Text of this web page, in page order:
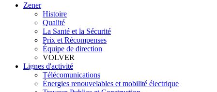
Zener
Histoire
Qualité
La Santé et la Sécurité
Prix et Récompenses
Équipe de direction
VOLVER
Lignes d'activité
Télécomunications
Énergies renouvelables et mobilité électrique